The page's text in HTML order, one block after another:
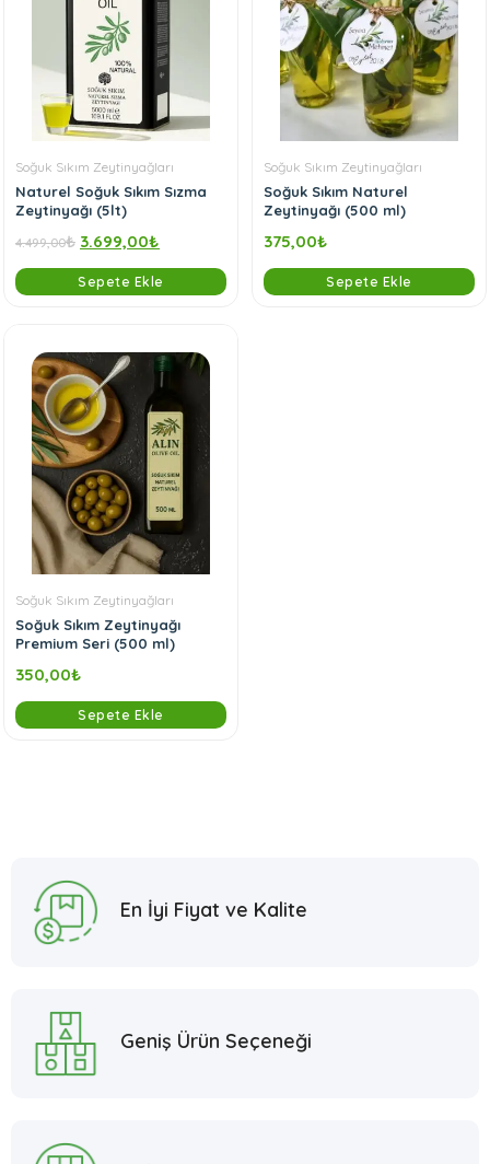
Soğuk Sıkım Zeytinyağları
Naturel Soğuk Sıkım Sızma
Zeytinyağı (5lt)
4.499,00₺ 3.699,00₺
Sepete Ekle
Soğuk Sıkım Zeytinyağları
Soğuk Sıkım Naturel
Zeytinyağı (500 ml)
375,00₺
Sepete Ekle
Soğuk Sıkım Zeytinyağları
Soğuk Sıkım Zeytinyağı
Premium Seri (500 ml)
350,00₺
Sepete Ekle
En İyi Fiyat ve Kalite
Geniş Ürün Seçeneği